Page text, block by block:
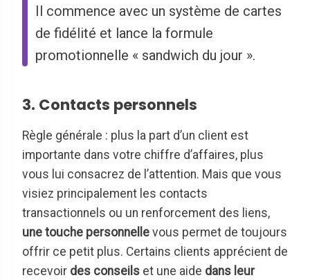
Il commence avec un système de cartes
de fidélité et lance la formule
promotionnelle « sandwich du jour ».
3. Contacts personnels
Règle générale : plus la part d’un client est
importante dans votre chiffre d’affaires, plus
vous lui consacrez de l’attention. Mais que vous
visiez principalement les contacts
transactionnels ou un renforcement des liens,
une touche personnelle vous permet de toujours
offrir ce petit plus. Certains clients apprécient de
recevoir des conseils et une aide dans leur